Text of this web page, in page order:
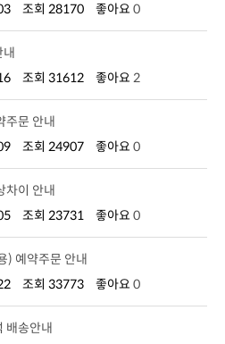
조회 28170 좋아요 0
내
조회 31612 좋아요 2
주문 안내
조회 24907 좋아요 0
차이 안내
조회 23731 좋아요 0
) 예약주문 안내
조회 33773 좋아요 0
배송안내